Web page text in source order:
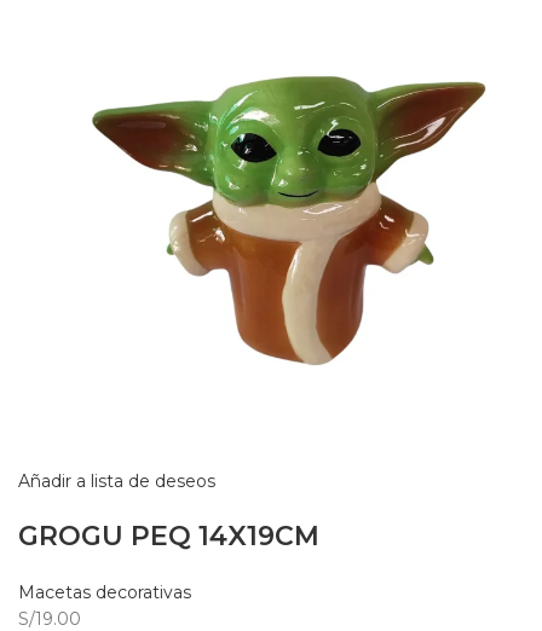
Añadir a lista de deseos
GROGU PEQ 14X19CM
Macetas decorativas
S/19.00